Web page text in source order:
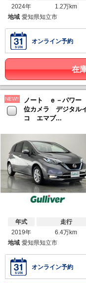
2024年
1.2万km
地域 愛知県知立市
オンライン予約
在
NEW!!
ノート ｅ－パワ
位カメラ デジタル
コ エマブ...
年式
2019年
走行
6.4万km
地域 愛知県知立市
オンライン予約